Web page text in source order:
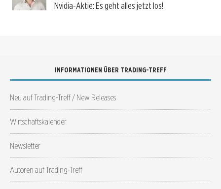
Nvidia-Aktie: Es geht alles jetzt los!
INFORMATIONEN ÜBER TRADING-TREFF
Neu auf Trading-Treff / New Releases
Wirtschaftskalender
Newsletter
Autoren auf Trading-Treff